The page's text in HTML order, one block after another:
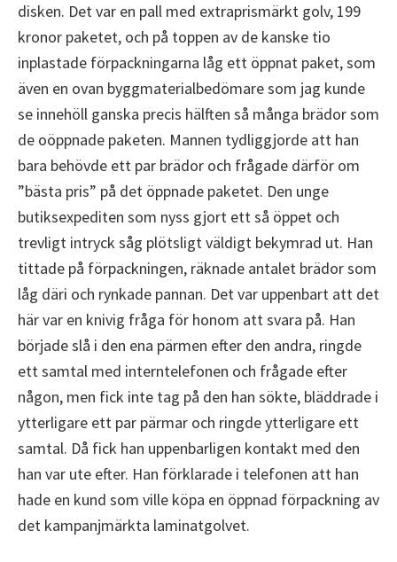
disken. Det var en pall med extraprismärkt golv, 199
kronor paketet, och på toppen av de kanske tio
inplastade förpackningarna låg ett öppnat paket, som
även en ovan byggmaterialbedömare som jag kunde
se innehöll ganska precis hälften så många brädor som
de oöppnade paketen. Mannen tydliggjorde att han
bara behövde ett par brädor och frågade därför om
”bästa pris” på det öppnade paketet. Den unge
butiksexpediten som nyss gjort ett så öppet och
trevligt intryck såg plötsligt väldigt bekymrad ut. Han
tittade på förpackningen, räknade antalet brädor som
låg däri och rynkade pannan. Det var uppenbart att det
här var en knivig fråga för honom att svara på. Han
började slå i den ena pärmen efter den andra, ringde
ett samtal med interntelefonen och frågade efter
någon, men fick inte tag på den han sökte, bläddrade i
ytterligare ett par pärmar och ringde ytterligare ett
samtal. Då fick han uppenbarligen kontakt med den
han var ute efter. Han förklarade i telefonen att han
hade en kund som ville köpa en öppnad förpackning av
det kampanjmärkta laminatgolvet.